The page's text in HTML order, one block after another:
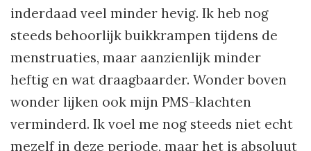
inderdaad veel minder hevig. Ik heb nog
steeds behoorlijk buikkrampen tijdens de
menstruaties, maar aanzienlijk minder
heftig en wat draagbaarder. Wonder boven
wonder lijken ook mijn PMS-klachten
verminderd. Ik voel me nog steeds niet echt
mezelf in deze periode, maar het is absoluut